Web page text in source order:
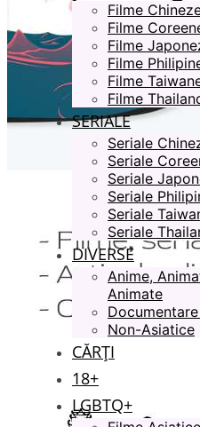
Filme
Filme
Filme
Filme
Filme
Filme
SERIALE
Seriale
Seriale
Seriale
Seriale
Seriale
Seriale
DIVERSE
Anime,
Animate
Non-Asiatice
CĂRȚI
18+
LGBTQ+